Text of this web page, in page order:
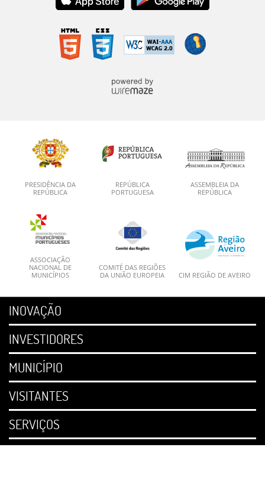
PRESIDÊNCIA DA
REPÚBLICA
REPÚBLICA
PORTUGUESA
ASSEMBLEIA DA
REPÚBLICA
ASSOCIAÇÃO
NACIONAL DE
MUNICÍPIOS
COMITÉ DAS REGIÕES
DA UNIÃO EUROPEIA
CIM REGIÃO DE AVEIRO
INOVAÇÃO
INVESTIDORES
MUNICÍPIO
VISITANTES
SERVIÇOS